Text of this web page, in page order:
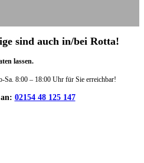
sind auch in/bei Rotta!
lassen.
Sa. 8:00 – 18:00 Uhr für Sie erreichbar!
02154 48 125 147